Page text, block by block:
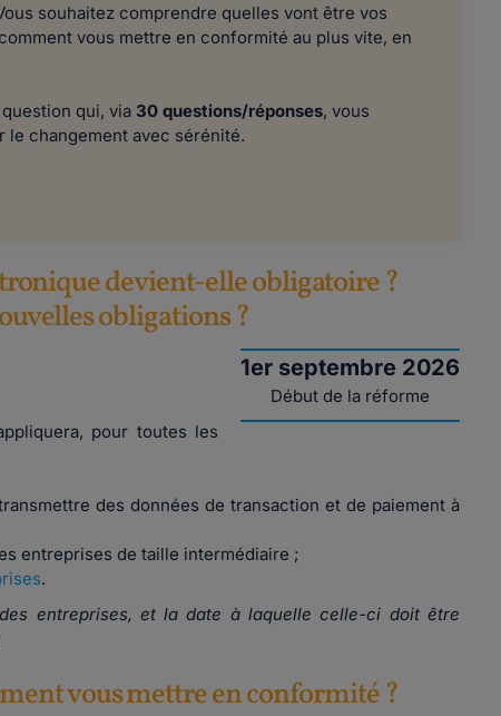
souhaitez comprendre quelles vont être vos
vous mettre en conformité au plus vite, en
qui, via 30 questions/réponses, vous
le changement avec sérénité.
devient-elle obligatoire ?
obligations ?
1er septembre 2026
Début de la réforme
pour toutes les
des données de transaction et de paiement à
entreprises de taille intermédiaire ;
.
entreprises, et la date à laquelle celle-ci doit être
vous mettre en conformité ?